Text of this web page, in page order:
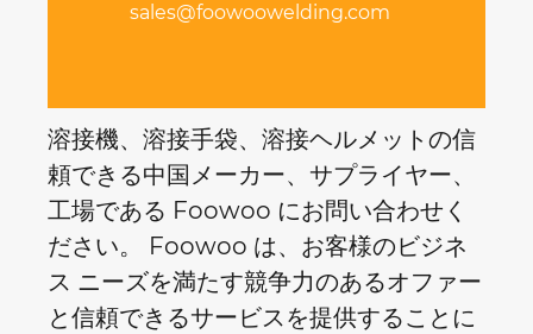
sales@foowoowelding.com
溶接機、溶接手袋、溶接ヘルメットの信
頼できる中国メーカー、サプライヤー、
工場である Foowoo にお問い合わせく
ださい。 Foowoo は、お客様のビジネ
ス ニーズを満たす競争力のあるオファー
と信頼できるサービスを提供することに